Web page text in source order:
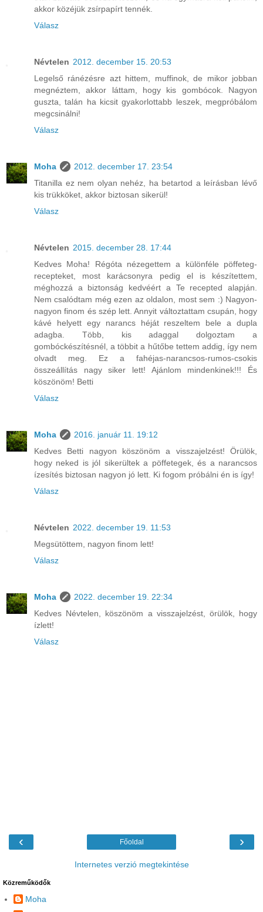
akkor közéjük zsírpapírt tennék.
Válasz
Névtelen 2012. december 15. 20:53
Legelső ránézésre azt hittem, muffinok, de mikor jobban
megnéztem, akkor láttam, hogy kis gombócok. Nagyon
guszta, talán ha kicsit gyakorlottabb leszek, megpróbálom
megcsinálni!
Válasz
Moha
2012. december 17. 23:54
Titanilla ez nem olyan nehéz, ha betartod a leírásban lévő
kis trükköket, akkor biztosan sikerül!
Válasz
Névtelen 2015. december 28. 17:44
Kedves Moha! Régóta nézegettem a különféle pöffeteg-
recepteket, most karácsonyra pedig el is készítettem,
méghozzá a biztonság kedvéért a Te recepted alapján.
Nem csalódtam még ezen az oldalon, most sem :) Nagyon-
nagyon finom és szép lett. Annyit változtattam csupán, hogy
kávé helyett egy narancs héját reszeltem bele a dupla
adagba. Több, kis adaggal dolgoztam a
gombóckészítésnél, a többit a hűtőbe tettem addig, így nem
olvadt meg. Ez a fahéjas-narancsos-rumos-csokis
összeállítás nagy siker lett! Ajánlom mindenkinek!!! És
köszönöm! Betti
Válasz
Moha
2016. január 11. 19:12
Kedves Betti nagyon köszönöm a visszajelzést! Örülök,
hogy neked is jól sikerültek a pöffetegek, és a narancsos
ízesítés biztosan nagyon jó lett. Ki fogom próbálni én is így!
Válasz
Névtelen 2022. december 19. 11:53
Megsütöttem, nagyon finom lett!
Válasz
Moha
2022. december 19. 22:34
Kedves Névtelen, köszönöm a visszajelzést, örülök, hogy
ízlett!
Válasz
‹ ›
Főoldal
Internetes verzió megtekintése
Közreműködők
Moha